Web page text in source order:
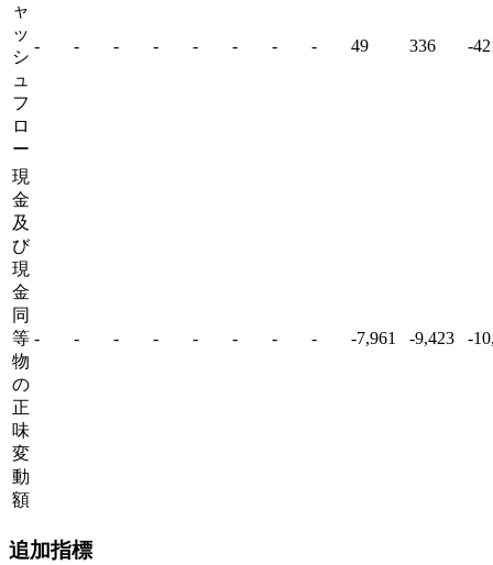
ャ
ッ
シ
ュ
フ
ロ
ー
- - - - - - - - 49 336 -
現
金
及
び
現
金
同
等
物
の
正
味
変
動
額
- - - - - - - - -7,961 -9,423 -
追加指標